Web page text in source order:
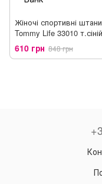
Жіночі спортивні штани
Tommy Life 33010 т.сіній
610 грн 848 грн